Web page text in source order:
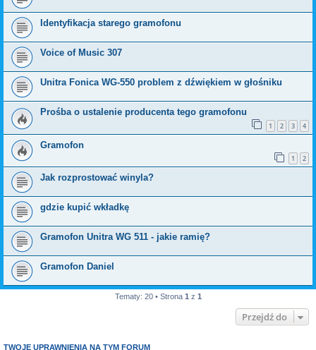
Identyfikacja starego gramofonu
Voice of Music 307
Unitra Fonica WG-550 problem z dźwiękiem w głośniku
Prośba o ustalenie producenta tego gramofonu
1 2 3 4
Gramofon
1 2
Jak rozprostować winyla?
gdzie kupić wkładkę
Gramofon Unitra WG 511 - jakie ramię?
Gramofon Daniel
Tematy: 20 • Strona 1z 1
Przejdź do
TWOJE UPRAWNIENIA NA TYM FORUM